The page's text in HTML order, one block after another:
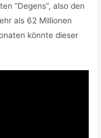
“Degens”, also den
als 62 Millionen
könnte dieser